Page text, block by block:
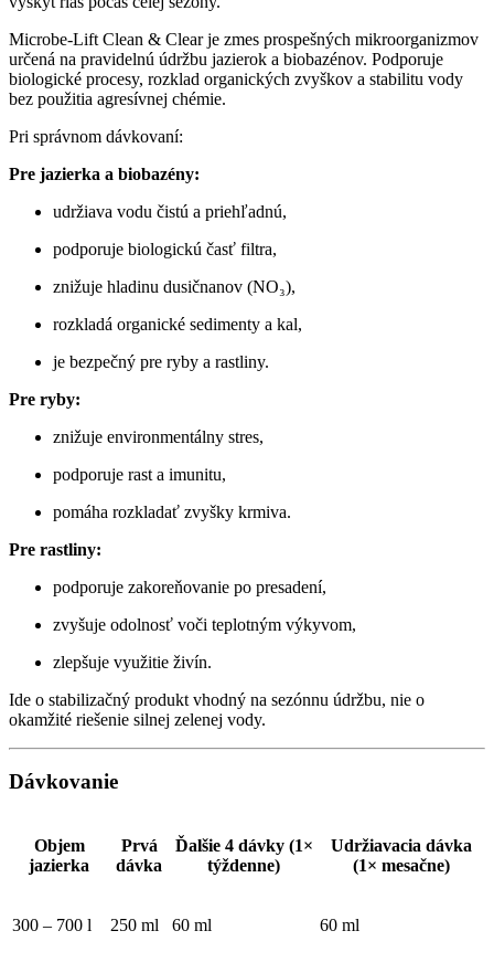
Microbe-Lift Clean & Clear je zmes prospešných mikroorganizmov
určená na pravidelnú údržbu jazierok a biobazénov. Podporuje
biologické procesy, rozklad organických zvyškov a stabilitu vody
bez použitia agresívnej chémie.
Pri správnom dávkovaní:
Pre jazierka a biobazény:
udržiava vodu čistú a priehľadnú,
podporuje biologickú časť filtra,
znižuje hladinu dusičnanov (NO₃),
rozkladá organické sedimenty a kal,
je bezpečný pre ryby a rastliny.
Pre ryby:
znižuje environmentálny stres,
podporuje rast a imunitu,
pomáha rozkladať zvyšky krmiva.
Pre rastliny:
podporuje zakoreňovanie po presadení,
zvyšuje odolnosť voči teplotným výkyvom,
zlepšuje využitie živín.
Ide o stabilizačný produkt vhodný na sezónnu údržbu, nie o
okamžité riešenie silnej zelenej vody.
Dávkovanie
Objem
jazierka
Prvá
dávka
Ďalšie 4 dávky (1×
týždenne)
Udržiavacia dávka
(1× mesačne)
300 – 700 l 250 ml 60 ml 60 ml